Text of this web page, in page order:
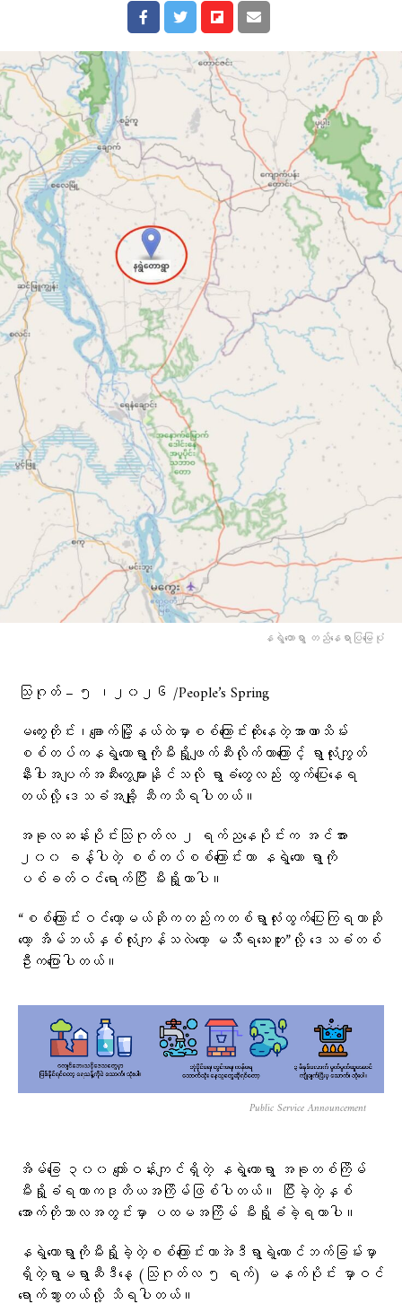
နရွဲတောရွာ တည်နေရာပြမြေပုံ
သြဂုတ် – ၅ ၊၂၀၂၆ /People’s Spring
မကွေးတိုင်း၊ချောက်မြို့နယ်ထဲမှာစစ်ကြောင်းထိုးနေတဲ့အာဏာသိမ်း
စစ်တပ်ကနရွဲတောရွာကိုမီးရှို့ဖျက်ဆီးလိုက်တာကြောင့် ရွာလုံးကျွတ်
နီးပါးအပျက်အဆီးတွေများနိုင်သလို ရွာခံတွေလည်း ထွက်ပြေးနေရ
တယ်လို့ ဒေသခံအချို့ ဆီကသိရပါတယ်။
အခုလဆန်းပိုင်းသြဂုတ်လ ၂ ရက်ညနေပိုင်းက အင်အား
၂၀၀ ခန့်ပါတဲ့ စစ်တပ်စစ်ကြောင်းဟာ နရွဲတော ရွာကို
ပစ်ခတ်ဝင်ရောက်ပြီး မီးရှို့တာပါ။
“စစ်ကြောင်းဝင်တော့မယ်ဆိုကတည်းကတစ်ရွာလုံးထွက်ပြေးကြရတာဆို
တော့ အိမ်ဘယ်နှစ်လုံးကျန်သလဲတော့ မသ်ိရသေးဘူး”လို့ ဒေသခံတစ်
ဦးကပြောပါတယ်။
Public Service Announcement
အိမ်ခြေ ၃၀၀ ကျော်ဝန်းကျင်ရှိတဲ့ နရွဲတောရွာ အခုတစ်ကြိမ်
မီးရှို့ခံရတာကဒုတိယအကြိမ်ဖြစ်ပါတယ်။ ပြီးခဲ့တဲ့နှစ်
အောက်တိုဘာလအတွင်းမှာ ပထမအကြိမ် မီးရှို့ခံခဲ့ရတာပါ။
နရွဲတောရွာကိုမီးရှို့ခဲ့တဲ့စစ်ကြောင်းဟာအဲဒီရွာရဲ့တောင်ဘက်ခြမ်းမှာ
ရှိတဲ့ရွာမရွာဆီဒီနေ့ (သြဂုတ်လ ၅ ရက်) မနက်ပိုင်း မှာဝင်
ရောက်သွားတယ်လို့ သိရပါတယ်။